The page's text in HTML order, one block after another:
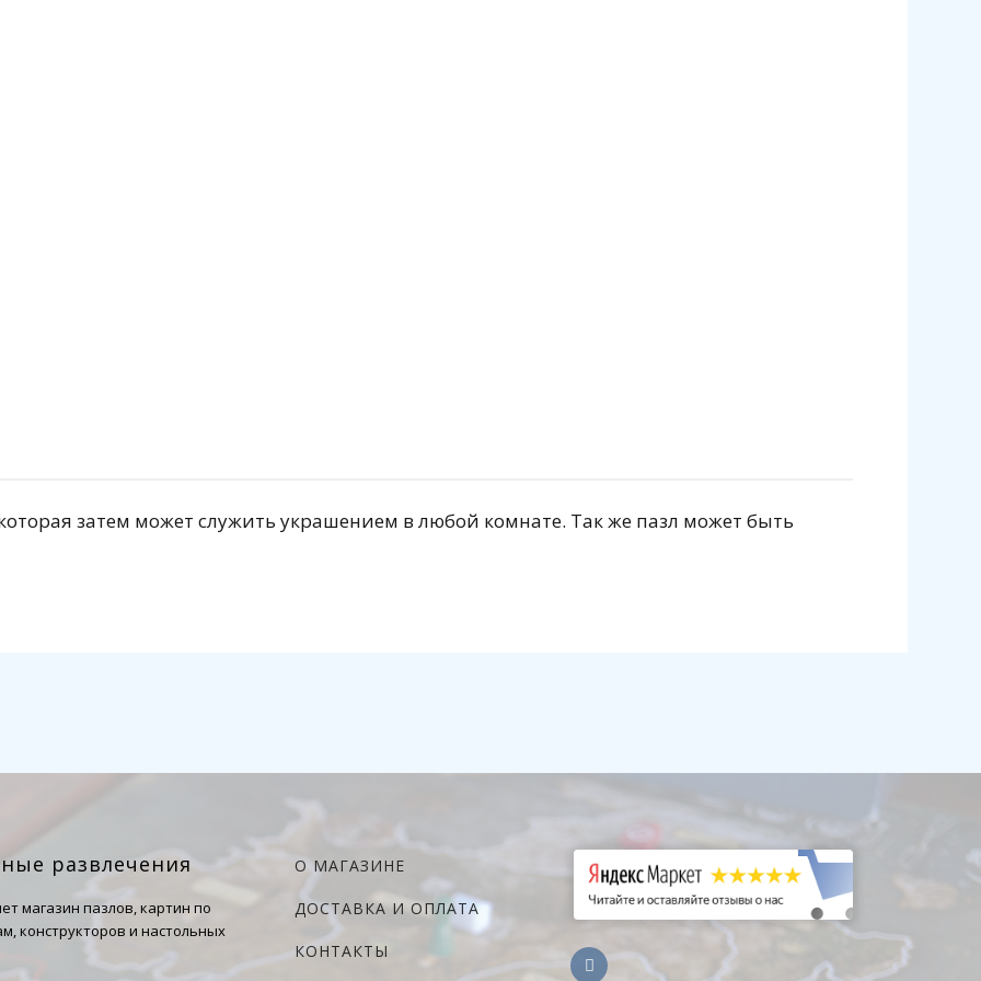
затем может служить украшением в любой комнате. Так же пазл может быть
развлечения
магазин пазлов, картин по
конструкторов и настольных
О МАГАЗИНЕ
ДОСТАВКА И ОПЛАТА
КОНТАКТЫ